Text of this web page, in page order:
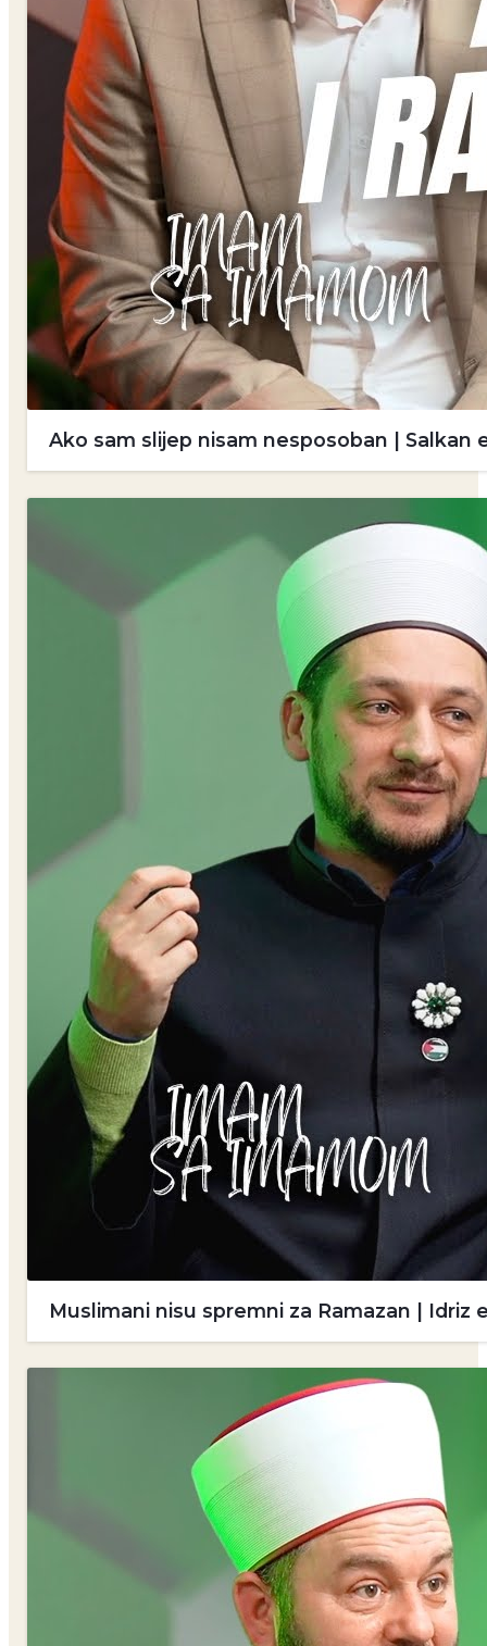
Ako sam slijep nisam nesposoban | Salkan
Muslimani nisu spremni za Ramazan | Idriz